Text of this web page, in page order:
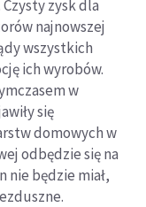
zysk dla
najnowszej
wszystkich
ich wyrobów.
w
się
domowych w
odbędzie się na
nie będzie miał,